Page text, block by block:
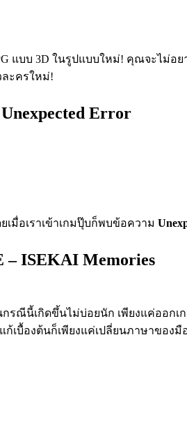
แบบ 3D ในรูปแบบใหม่! คุณจะ
ะครใหม่!
Error
เมื่อเราเข้าเกมปุ๊บก็พบข้อความ
ISEKAI Memories
รณีนี้เกิดขึ้นไม่บ่อยนัก เพียงแค่ออกเ
เบื้องต้นก็เพียงแค่เปลี่ยนภาษาของมื